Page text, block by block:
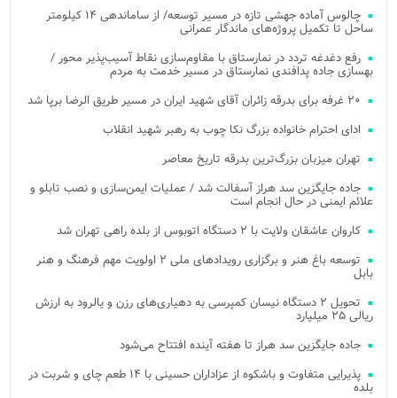
چالوس آماده جهشی تازه در مسیر توسعه/ از ساماندهی ۱۴ کیلومتر
ساحل تا تکمیل پروژه‌های ماندگار عمرانی
رفع دغدغه تردد در نمارستاق با مقاوم‌سازی نقاط آسیب‌پذیر محور /
بهسازی جاده پدافندی نمارستاق در مسیر خدمت به مردم
۲۰ غرفه برای بدرقه زائران آقای شهید ایران در مسیر طریق الرضا برپا شد
ادای احترام خانواده بزرگ نکا چوب به رهبر شهید انقلاب
تهران میزبان بزرگ‌ترین بدرقه تاریخ معاصر
جاده جایگزین سد هراز آسفالت شد / عملیات ایمن‌سازی و نصب تابلو و
علائم ایمنی در حال انجام است
کاروان عاشقان ولایت با ۲ دستگاه اتوبوس از بلده راهی تهران شد
توسعه باغ هنر و برگزاری رویدادهای ملی ۲ اولویت مهم فرهنگ و هنر
بابل
تحویل ۲ دستگاه نیسان کمپرسی به دهیاری‌های رزن و یالرود به ارزش
ریالی ۲۵ میلیارد
جاده جایگزین سد هراز تا هفته آینده افتتاح می‌شود
پذیرایی متفاوت و باشکوه از عزاداران حسینی با ۱۴ طعم چای و شربت در
بلده